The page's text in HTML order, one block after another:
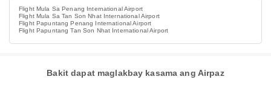
Flight Mula Sa Penang International Airport
Flight Mula Sa Tan Son Nhat International Airport
Flight Papuntang Penang International Airport
Flight Papuntang Tan Son Nhat International Airport
Bakit dapat maglakbay kasama ang Airpaz